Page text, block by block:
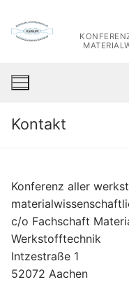
content
Kontakt
Konferenz aller
c/o Fachschaft
Werkstofftechnik
Intzestraße 1
52072 Aachen